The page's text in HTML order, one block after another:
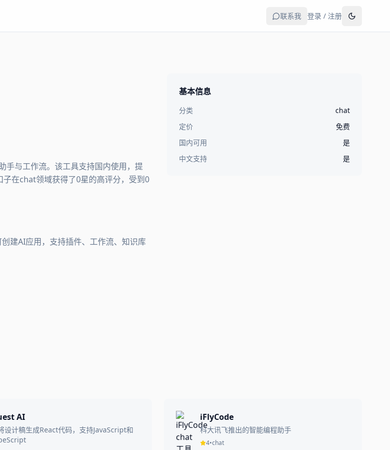
联系我 登录 / 注册
手与工作流。该工具支持国内使用，提
在chat领域获得了0星的高评分，受到0
建AI应用，支持插件、工作流、知识库
基本信息
分类
chat
定价
免费
国内可用
是
中文支持
是
AI
设计稿生成React代码，支持JavaScript和
iFlyCode
科大讯飞推出的智能编程助手
4•chat